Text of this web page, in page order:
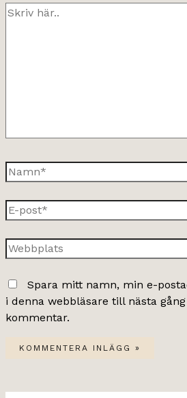
Skriv
Namn*
E-
post*
Webbplats
Spara mitt namn, min e-
i denna webbläsare till nästa
kommentar.